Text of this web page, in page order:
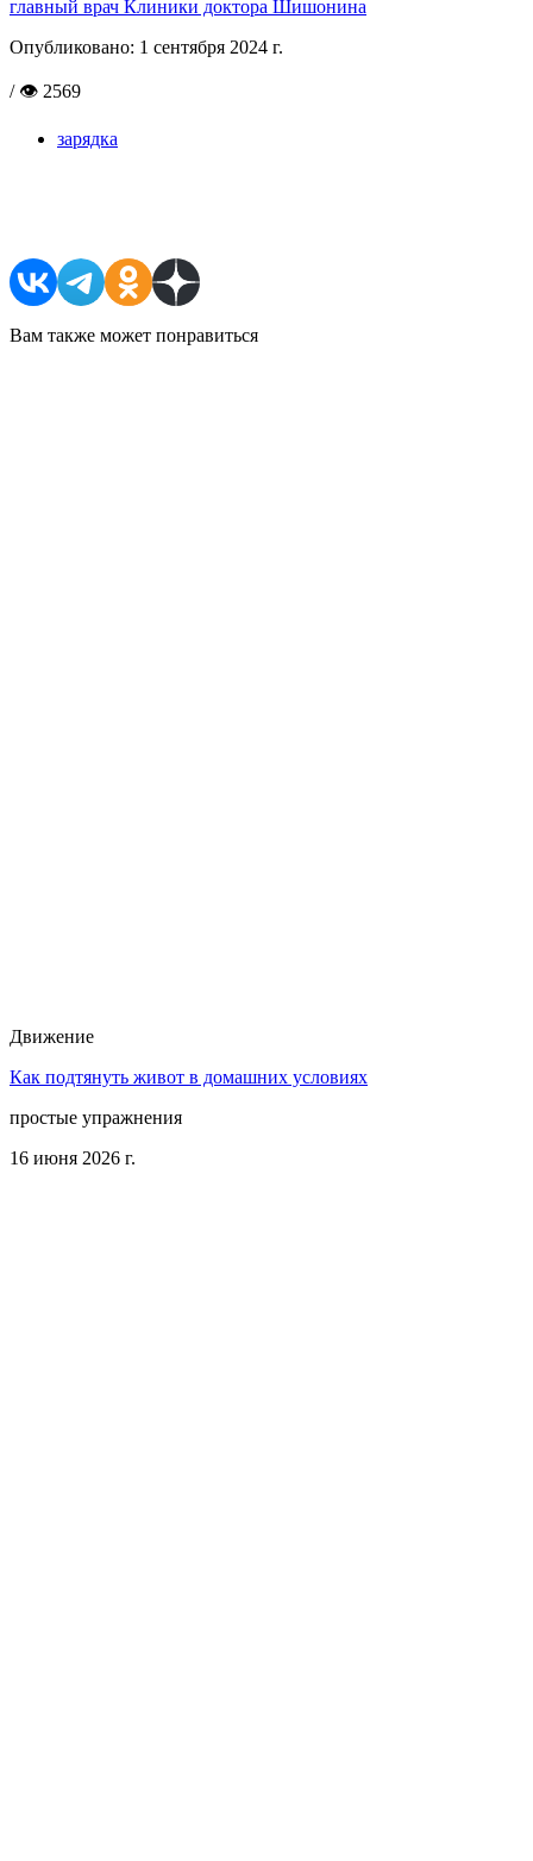
главный врач Клиники доктора Шишонина
Опубликовано: 1 сентября 2024 г.
/ 👁 2569
зарядка
Вам также может понравиться
Движение
Как подтянуть живот в домашних условиях
простые упражнения
16 июня 2026 г.